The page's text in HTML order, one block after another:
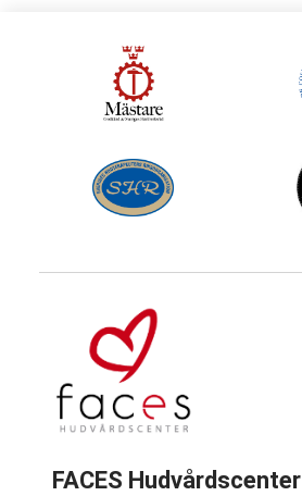
FACES Hudvårdscenter